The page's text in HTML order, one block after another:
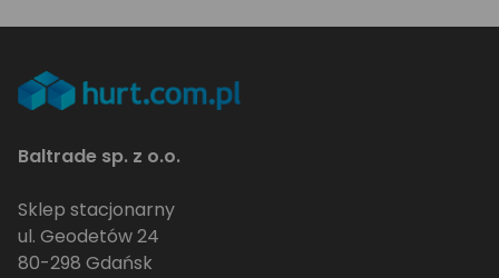
Baltrade sp. z o.o.
Sklep stacjonarny
ul. Geodetów 24
80-298 Gdańsk